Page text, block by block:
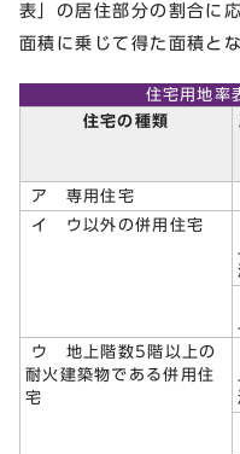
表」の居住部分の割合に
面積に乗じて得た面積と
住宅用地率
住宅の種類
ア 専用住宅
イ ウ以外の併用住宅
ウ 地上階数5階以上の
耐火建築物である併用住
宅